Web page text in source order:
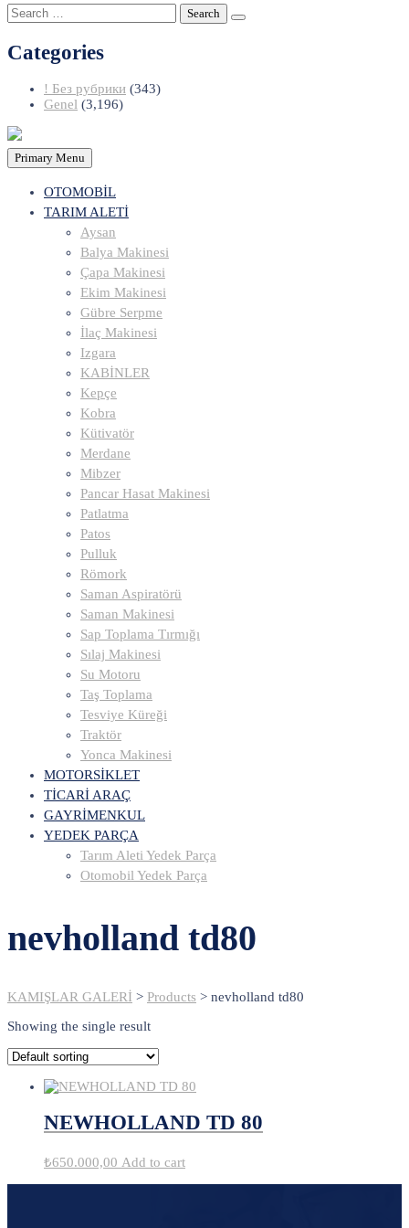
Search
for:
Categories
! Без рубрики (343)
Genel (3,196)
Primary Menu
OTOMOBİL
TARIM ALETİ
Aysan
Balya Makinesi
Çapa Makinesi
Ekim Makinesi
Gübre Serpme
İlaç Makinesi
Izgara
KABİNLER
Kepçe
Kobra
Kütivatör
Merdane
Mibzer
Pancar Hasat Makinesi
Patlatma
Patos
Pulluk
Römork
Saman Aspiratörü
Saman Makinesi
Sap Toplama Tırmığı
Sılaj Makinesi
Su Motoru
Taş Toplama
Tesviye Küreği
Traktör
Yonca Makinesi
MOTORSİKLET
TİCARİ ARAÇ
GAYRİMENKUL
YEDEK PARÇA
Tarım Aleti Yedek Parça
Otomobil Yedek Parça
nevholland td80
KAMIŞLAR GALERİ > Products > nevholland td80
Showing the single result
NEWHOLLAND TD 80
₺650.000,00 Add to cart